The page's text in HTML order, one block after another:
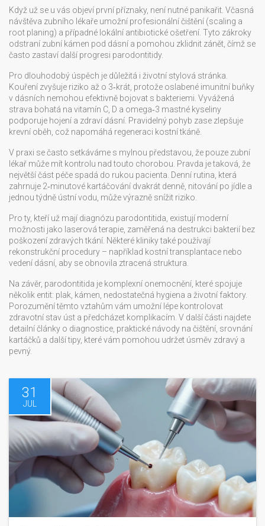
Když už se u vás objeví první příznaky, není nutné panikařit. Včasná
návštěva zubního lékaře umožní profesionální čištění (scaling a
root planing) a případné lokální antibiotické ošetření. Tyto zákroky
odstraní zubní kámen pod dásní a pomohou zklidnit zánět, čímž se
často zastaví další progresi parodontitidy.
Pro dlouhodobý úspěch je důležitá i životní stylová stránka.
Kouření zvyšuje riziko až o 3‑krát, protože oslabené imunitní buňky
v dásních nemohou efektivně bojovat s bakteriemi. Vyvážená
strava bohatá na vitamín C, D a omega‑3 mastné kyseliny
podporuje hojení a zdraví dásní. Pravidelný pohyb zase zlepšuje
krevní oběh, což napomáhá regeneraci kostní tkáně.
V praxi se často setkáváme s mylnou představou, že pouze zubní
lékař může mít kontrolu nad touto chorobou. Pravda je taková, že
největší část péče spadá do rukou pacienta. Denní rutina, která
zahrnuje 2‑minutové kartáčování dvakrát denně, nitování po jídle a
jednou týdně ústní vodu, může výrazně snížit riziko.
Pro ty, kteří už mají diagnózu parodontitida, existují moderní
možnosti jako laserová terapie, zaměřená na destrukci bakterií bez
poškození zdravých tkání. Některé kliniky také používají
rekonstrukční procedury – například kostní transplantace nebo
vedení dásní, aby se obnovila ztracená struktura.
Na závěr, parodontitida je komplexní onemocnění, které spojuje
několik entit: plak, kámen, nedostatečná hygiena a životní faktory.
Porozumění těmto vztahům vám umožní lépe kontrolovat
zdravotní stav úst a předcházet komplikacím. V další části najdete
detailní články o diagnostice, praktické návody na čištění, srovnání
kartáčků a další tipy, které vám pomohou udržet úsměv zdravý a
pevný.
31
JUL